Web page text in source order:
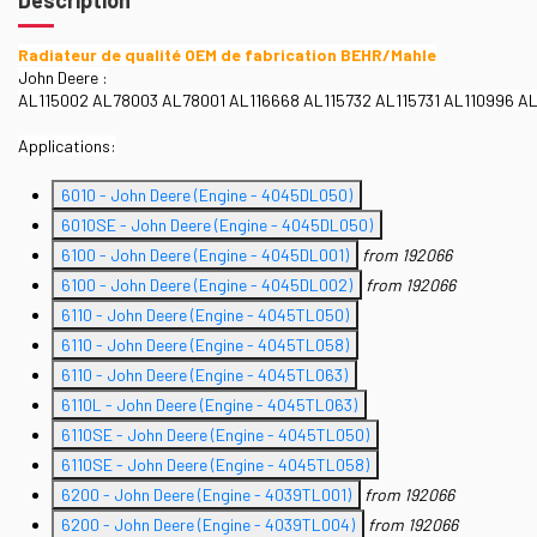
Radiateur de qualité OEM de fabrication BEHR/Mahle
John Deere :
AL115002 AL78003 AL78001 AL116668 AL115732 AL115731 AL110996
Applications:
6010 - John Deere (Engine - 4045DL050)
6010SE - John Deere (Engine - 4045DL050)
6100 - John Deere (Engine - 4045DL001)
from 192066
6100 - John Deere (Engine - 4045DL002)
from 192066
6110 - John Deere (Engine - 4045TL050)
6110 - John Deere (Engine - 4045TL058)
6110 - John Deere (Engine - 4045TL063)
6110L - John Deere (Engine - 4045TL063)
6110SE - John Deere (Engine - 4045TL050)
6110SE - John Deere (Engine - 4045TL058)
6200 - John Deere (Engine - 4039TL001)
from 192066
6200 - John Deere (Engine - 4039TL004)
from 192066